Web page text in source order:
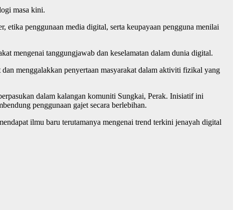
masa kini.
etika penggunaan media digital, serta keupayaan pengguna menilai
mengenai tanggungjawab dan keselamatan dalam dunia digital.
menggalakkan penyertaan masyarakat dalam aktiviti fizikal yang
dalam kalangan komuniti Sungkai, Perak. Inisiatif ini
penggunaan gajet secara berlebihan.
ilmu baru terutamanya mengenai trend terkini jenayah digital